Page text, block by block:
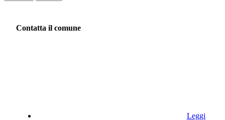
Contatta il comune
Leggi